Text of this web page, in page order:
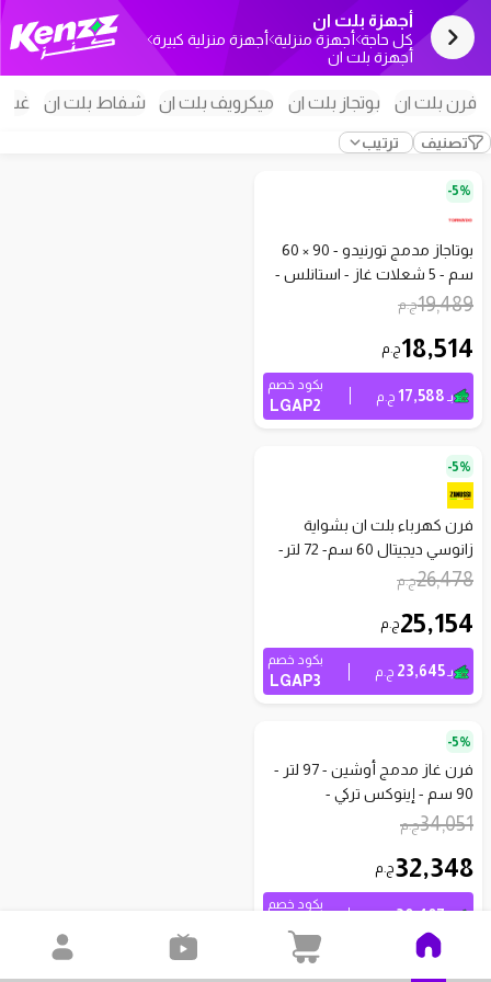
أجهزة بلت ان
كل حاجة أجهزة منزلية أجهزة منزلية كبيرة
أجهزة بلت ان
فرن بلت ان بوتجاز بلت ان ميكرويف بلت ان شفاط بلت ان
تصنيف ترتيب
5%-
بوتاجاز مدمج تورنيدو - 90 × 60
سم - 5 شعلات غاز - استانلس -
GHV-M90CSU-BK ضمان 2 سنة
19,489ج.م
18,514ج.م
بـ 17,588 ج.م
بكود خصم
LGAP2
5%-
فرن كهرباء بلت ان بشواية
زانوسي ديجيتال 60 سم- 72 لتر-
ستانلس ستيل - ZOB35602XK
26,478ج.م
25,154ج.م
بـ23,645 ج.م
بكود خصم
LGAP3
5%-
فرن غاز مدمج أوشين - 97 لتر -
90 سم - إينوكس تركي -
OGVOF94IRSV
34,051ج.م
32,348ج.م
30,407
بكود خصم